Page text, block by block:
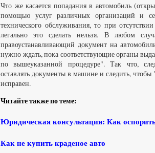
Что же касается попадания в автомобиль
помощью услуг различных организаций и
технического обслуживания, то при
легально это сделать нельзя. В любом
правоустанавливающий документ на
нужно ждать, пока соответствующие органы
по вышеуказанной процедуре". Так что,
оставлять документы в машине и следить,
исправен.
Читайте также по теме:
Юридическая консультация: Как
Как не купить краденое авто